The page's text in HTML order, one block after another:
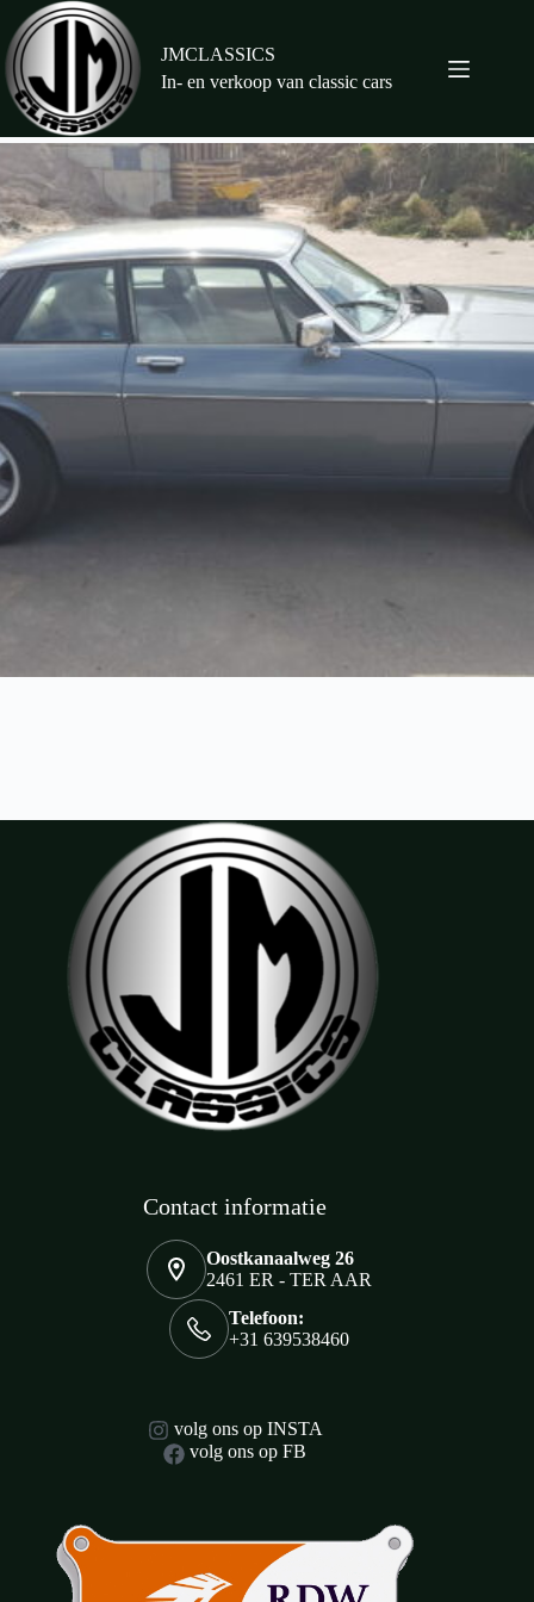
naar
de
inhoud
JMCLASSICS
In- en verkoop van classic cars
Contact informatie
Oostkanaalweg 26
2461 ER - TER AAR
Telefoon:
+31 639538460
volg ons op INSTA
volg ons op FB